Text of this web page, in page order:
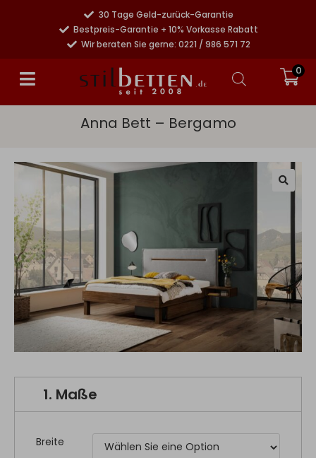
30 Tage Geld-zurück-Garantie
Bestpreis-Garantie + 10% Vorkasse Rabatt
Wir beraten Sie gerne: 0221 / 986 571 72
0
Anna Bett – Bergamo
1. Maße
Breite